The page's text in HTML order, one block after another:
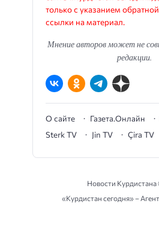
только с указанием
ссылки на материал.
Мнение авторов может не
редакции.
О сайте Газета.Онлайн
Sterk TV
Jin TV Çira TV
Новости
«Курдистан сегодня» –